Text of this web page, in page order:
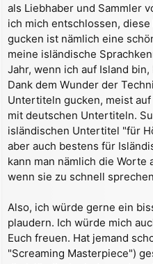
a
g
als Liebhaber und Sammler
ich mich entschlossen,
gucken ist nämlich eine
meine isländische
Jahr, wenn ich auf Island
Dank dem Wunder der
Untertiteln gucken, meist
mit deutschen Untertiteln.
isländischen Untertitel "für
aber auch bestens für
kann man nämlich die Worte
wenn sie zu schnell
Also, ich würde gerne ein
plaudern. Ich würde mich
Euch freuen. Hat jemand
"Screaming Masterpiece")